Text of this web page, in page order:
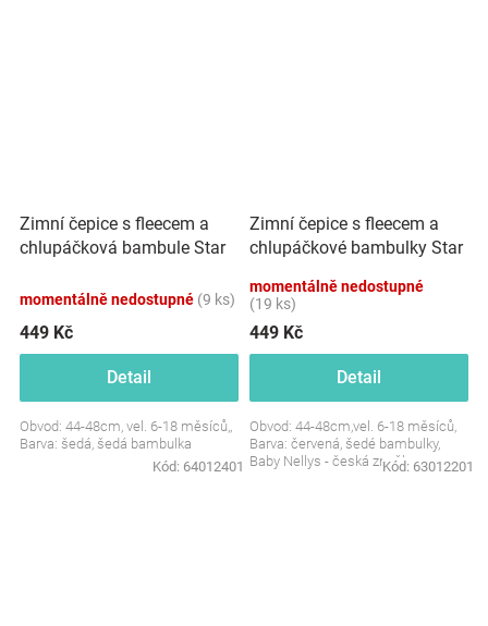
Zimní čepice s fleecem a
chlupáčková bambule Star
NELLYS
momentálně nedostupné (9 ks)
449 Kč
Detail
Obvod: 44-48cm, vel. 6-18 měsíců,,
Barva: šedá, šedá bambulka
Kód: 64012401
Zimní čepice s fleecem a
chlupáčkové bambulky Star
momentálně nedostupné
(19 ks)
449 Kč
Detail
Obvod: 44-48cm,vel. 6-18 měsíců,
Barva: červená, šedé bambulky,
Baby Nellys - česká značka
Kód: 63012201